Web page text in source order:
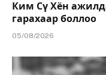
Ким Сү Хён
гарахаар боллоо
05/08/2026